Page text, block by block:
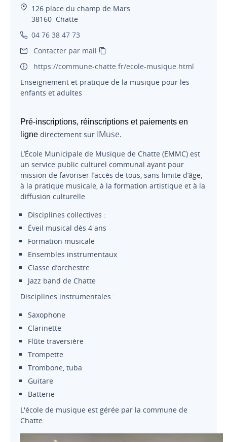
126 place du champ de Mars
38160 Chatte
04 76 38 47 73
Contacter par mail
https://commune-chatte.fr/ecole-musique.html
Enseignement et pratique de la musique pour les
enfants et adultes
Pré-inscriptions, réinscriptions et paiements en
ligne directement sur IMuse.
L’École Municipale de Musique de Chatte (EMMC) est
un service public culturel communal ayant pour
mission de favoriser l’accès de tous, sans limite d’âge,
à la pratique musicale, à la formation artistique et à la
diffusion culturelle.
Disciplines collectives :
Éveil musical dès 4 ans
Formation musicale
Ensembles instrumentaux
Classe d’orchestre
Jazz band de Chatte
Disciplines instrumentales :
Saxophone
Clarinette
Flûte traversière
Trompette
Trombone, tuba
Guitare
Batterie
L'école de musique est gérée par la commune de
Chatte.